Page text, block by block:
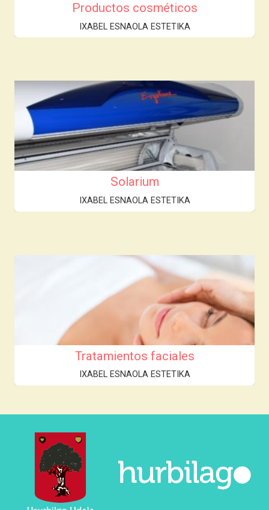
Productos cosméticos
IXABEL ESNAOLA ESTETIKA
Solarium
IXABEL ESNAOLA ESTETIKA
Tratamientos faciales
IXABEL ESNAOLA ESTETIKA